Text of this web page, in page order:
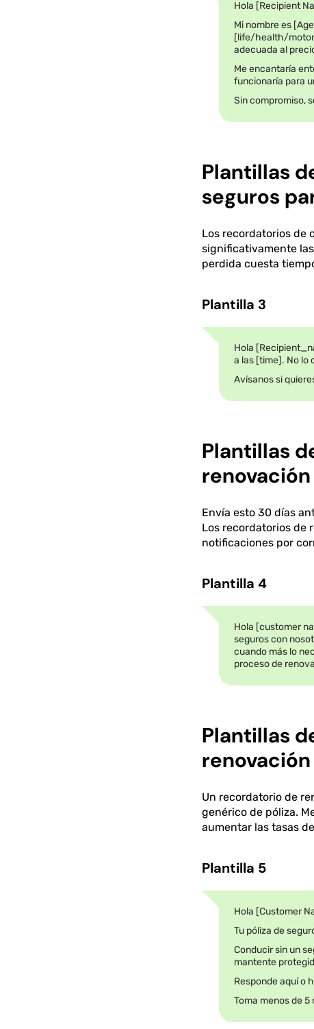
Hola [Recipient
Mi nombre es
[life/health/
adecuada al
Me encantaría
funcionaría para
Sin compromiso,
Plantillas
seguros
Los recordatorios de
significativamente
perdida cuesta
Plantilla 3
Hola
a las [time]. No lo
Avísanos si
Plantillas
Envía esto 30 días
Los recordatorios de
notificaciones por
Plantilla 4
Hola [customer
seguros con
cuando más lo
proceso de
Plantillas
Un recordatorio de
genérico de póliza.
aumentar las tasas
Plantilla 5
Hola [Customer
Tu póliza de
Conducir sin un
mantente
Responde aquí o
Toma menos de 5